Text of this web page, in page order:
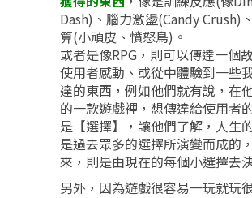
Dash)、腦力激盪(Candy Crush)
算(小頑皮、憤怒鳥)。
或者是像RPG，則可以傳達一個
使用者感動、或從中體驗到一些
達的東西，例如他們就有說，在
的一款遊戲裡，想傳達給使用者
是【選擇】，讓他們了解，人生
是過去眾多的選擇所演變而成的
來，則是由現在的每個小選擇去
另外，因為遊戲很容易一玩就玩